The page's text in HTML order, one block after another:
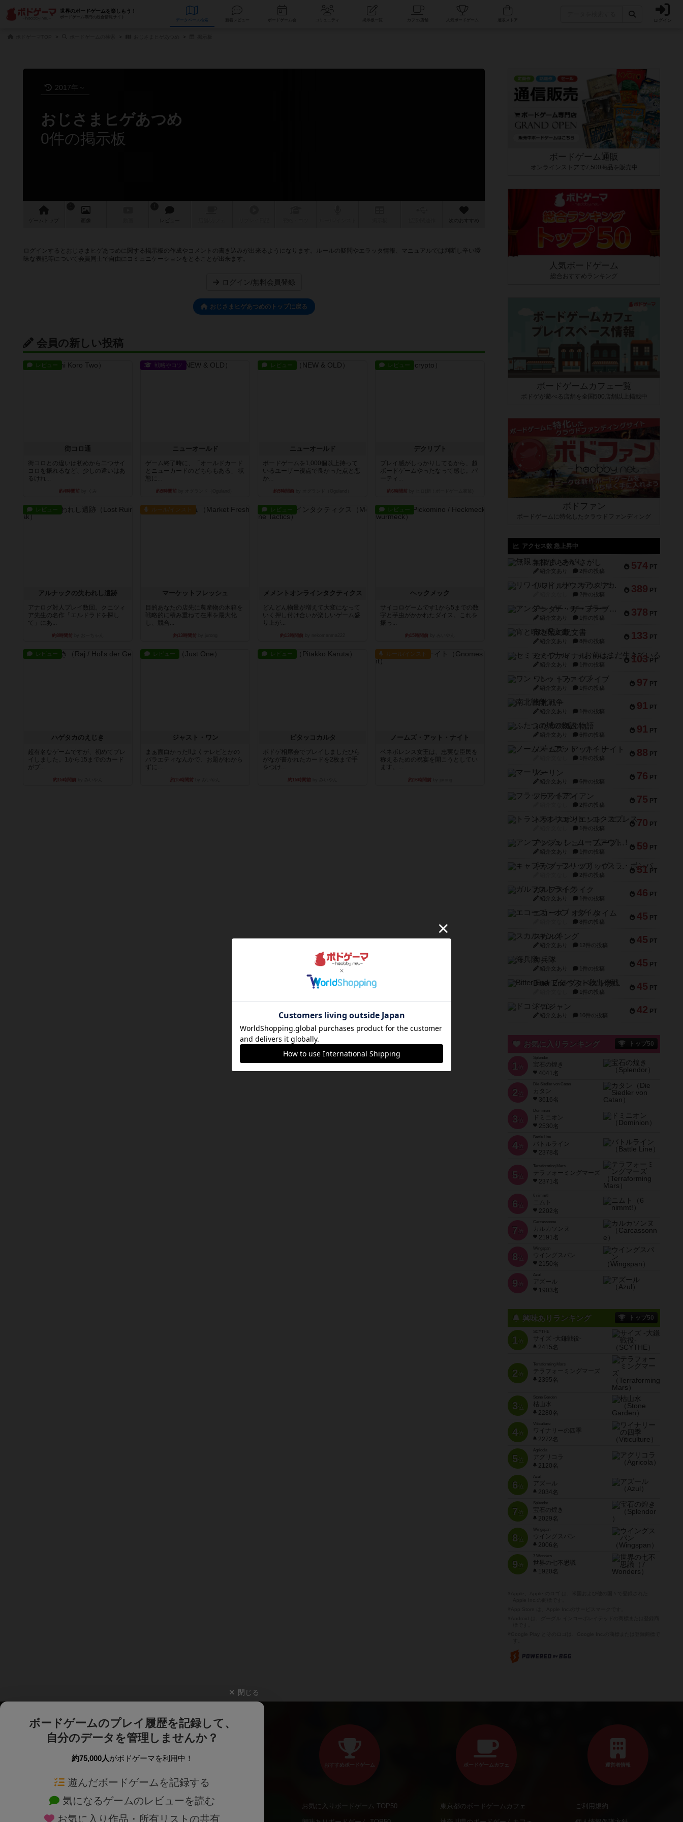
世界のボードゲームを楽しもう！
ボードゲーム専門の総合情報サイト
データベース コミュニティ 人気ボードゲーム ログイン
2017年～
おじさまヒゲあつめ
0件の掲示板
ゲーム 画像 レビュー 次のおすすめ
ログインするとおじさまヒゲあつめに関する掲示板の作成やコメントの書き込みが出来るようになります。ルールの疑問やエラッタ情報、マニュアルでは判断し辛い曖
昧な表記等について会員同士で自由にコミュニケーションをとることが出来ます。
ログイン/無料会員登録
おじさまヒゲあつめのトップに戻る
会員の新しい投稿
レビュー
街コロ通
街コロとの違いは初めから二つサイ
コロを振れるなど、少しの違いはあ
るけれ...
約4時間前
戦略やコツ
ニューオールド
ゲーム終了時に、「オールドカード
とニューカードのどちらもある」 状
態に...
約5時間前
レビュー
ニューオールド
ボードゲームを1,000個以上持って
いるユーザー視点で良かった点と悪
か...
約5時間前
レビュー
デクリプト
プレイ感がしっかりしてるから、超
ボードゲームやったなって感じ。パ
ーティ...
約6時間前
レビュー
アルナックの失われし遺跡
アナログ対人プレイ数回。クニツィ
ア先生の名作「エルドラドを探し
て」にあ...
約8時間前
ルール/インスト
マーケットフレッシュ
目的あなたの店先に農産物の木箱を
戦略的に積み重ねて在庫を最大化
し、競合...
約13時間前
レビュー
メメントオンラインタクティクス
どんどん物量が増えて大変になって
いく押し付け合いが楽しいゲーム盛
り上が...
約13時間前
レビュー
ヘックメック
サイコロゲームです1から5までの数
字と芋虫がかかれたダイス。これを
振っ...
約15時間前
レビュー
ハゲタカのえじき
超有名なゲームですが、初めてプレ
イしました。1から15までのカード
がプ...
約15時間前
レビュー
ジャスト・ワン
まぁ面白かった‼️よくテレビとかの
バラエティなんかで、お題がわから
ずに...
約15時間前
レビュー
ピタッコカルタ
ボドゲ相席会でプレイしましたひら
がなが書かれたカードを2枚まで手
をつけ...
約15時間前
ルール/インスト
ノームズ・アット・ナイト
ベネボレンス女王は、忠実な臣民を
称えるための祝宴を開こうとしてい
ます。...
約16時間前
ボードゲーム通販
オンラインストアで7,500商品を販売中
人気ボードゲーム
総合おすすめランキング
ボードゲームカフェ一覧
ボドゲが遊べる店舗を全国500店舗以上掲載中
ボドファン
ボードゲームに特化したクラウドファンディング
アクセス数 急上昇中
574 PT
無限まちがいさがし
紹介文あり 2件の投稿
389 PT
リワイルド：サウスアメリカ
2件の投稿
378 PT
アンダー・ザ・テーブラー
紹介文あり 1件の投稿
133 PT
宵と暁の呪文書
紹介文あり 8件の投稿
103 PT
セミファイナル ～お前はまだ生きている～
紹介文あり 1件の投稿
97 PT
ワン・トゥ・ファイブ
紹介文あり 1件の投稿
91 PT
南北戦争
紹介文あり 1件の投稿
91 PT
ふたつの城の物語
紹介文あり 6件の投稿
88 PT
ノームズ・アット・ナイト
1件の投稿
76 PT
マーリン
紹介文あり 6件の投稿
75 PT
フラットアイアン
2件の投稿
70 PT
トランスオリエント・エクスプレス
1件の投稿
59 PT
アンブッシュ！：ムーブアウト！
紹介文あり 1件の投稿
51 PT
キャプテン・フリップ：イスラ・ボンバ
2件の投稿
46 PT
ガルフストライク
紹介文あり 1件の投稿
45 PT
エコーズ・オブ・タイム
8件の投稿
45 PT
スカルキング
紹介文あり 12件の投稿
45 PT
海兵隊
紹介文あり 1件の投稿
45 PT
Bitter End ブタペスト救出作戦
1件の投稿
42 PT
ドコジャン
紹介文あり 10件の投稿
お気に入りランキング トップ50
1 位
宝石の煌き
4041名
2 位
Die Siedler von Catan
カタン
3616名
3 位
ドミニオン
2530名
4位
Battle Line
バトルライン
2378名
5 位
Terraforming Mars
テラフォーミングマーズ
2371名
6 位
ニムト
2202名
7 位
Carcassonne
カルカソンヌ
2191名
8 位
Wingspan
ウイングスパン
2150名
9 位
Azul
アズール
1903名
興味ありランキング トップ50
1位
SCYTHE
サイズ -大鎌戦役-
2415名
2位
Terraforming Mars
テラフォーミングマーズ
2395名
3位
Stone Garden
枯山水
2280名
4位
Viticulture
ワイナリーの四季
2272名
5位
Agricola
アグリコラ
2120名
6位
Azul
アズール
2034名
7位
宝石の煌き
2029名
8位
Wingspan
ウイングスパン
2006名
9位
7 Wonders
世界の七不思議
1920名
閉じる
ボードゲームのプレイ履歴を記録して、
自分のデータを管理しませんか？
約75,000人がボドゲーマを利用中！
遊んだボードゲームを記録する
気になるゲームのレビューを読む
お気に入り作品・所有リストの共有
ボードゲームを検索する 新作・再入荷情報
おすすめボードゲーム
お気に入りボードゲーム TOP50
ボードゲームカフェ
東京都のボードゲームカフェ
運営者情報
ご利用規約